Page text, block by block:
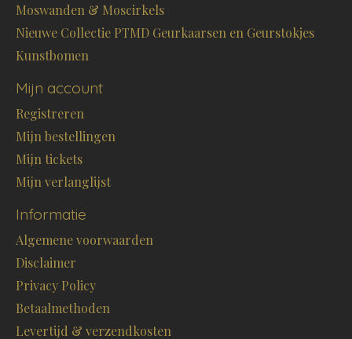
Moswanden & Moscirkels
Nieuwe Collectie PTMD Geurkaarsen en Geurstokjes
Kunstbomen
Mijn account
Registreren
Mijn bestellingen
Mijn tickets
Mijn verlanglijst
Informatie
Algemene voorwaarden
Disclaimer
Privacy Policy
Betaalmethoden
Levertijd & verzendkosten